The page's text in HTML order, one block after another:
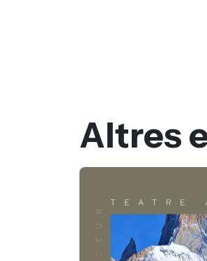
Altres